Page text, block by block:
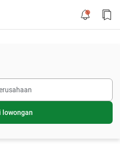
lowongan